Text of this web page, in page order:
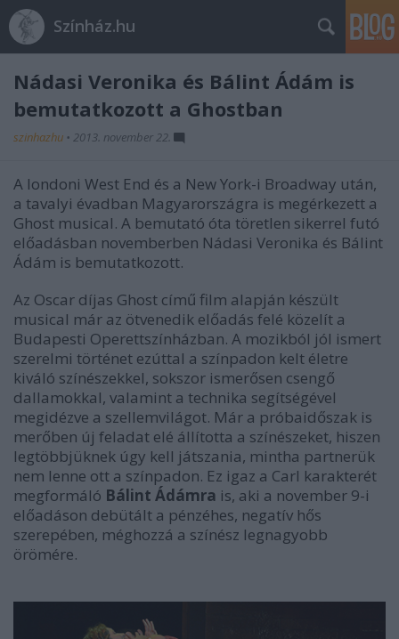
Színház.hu
Nádasi Veronika és Bálint Ádám is
bemutatkozott a Ghostban
szinhazhu • 2013. november 22.
A londoni West End és a New York-i Broadway után,
a tavalyi évadban Magyarországra is megérkezett a
Ghost musical. A bemutató óta töretlen sikerrel futó
előadásban novemberben Nádasi Veronika és Bálint
Ádám is bemutatkozott.
Az Oscar díjas Ghost című film alapján készült
musical már az ötvenedik előadás felé közelít a
Budapesti Operettszínházban. A mozikból jól ismert
szerelmi történet ezúttal a színpadon kelt életre
kiváló színészekkel, sokszor ismerősen csengő
dallamokkal, valamint a technika segítségével
megidézve a szellemvilágot. Már a próbaidőszak is
merőben új feladat elé állította a színészeket, hiszen
legtöbbjüknek úgy kell játszania, mintha partnerük
nem lenne ott a színpadon. Ez igaz a Carl karakterét
megformáló Bálint Ádámra is, aki a november 9-i
előadáson debütált a pénzéhes, negatív hős
szerepében, méghozzá a színész legnagyobb
örömére.